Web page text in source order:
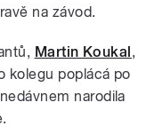
na závod.
Martin Koukal ,
kolegu poplácá po
narodila